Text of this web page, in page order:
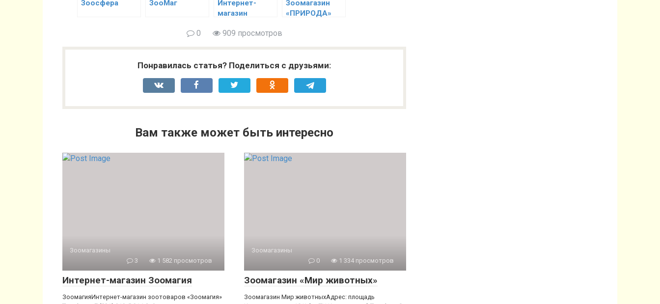
Зоосфера ЗооМаг
Интернет-
магазин
Зоомагазин
«ПРИРОДА»
0 909 просмотров
Понравилась статья? Поделиться с друзьями:
Вам также может быть интересно
Зоомагазины
3
1 582 просмотров
Интернет-магазин Зоомагия
ЗоомагияИнтернет-магазин зоотоваров «Зоомагия»
Зоомагазины
0
1 334 просмотров
Зоомагазин «Мир животных»
Зоомагазин Мир животныхАдрес: площадь